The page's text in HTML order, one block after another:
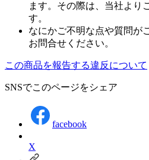
ます。その際は、当社より
す。
なにかご不明な点や質問が
お問合せください。
この商品を報告する違反について
SNSでこのページをシェア
facebook
X